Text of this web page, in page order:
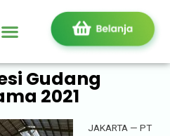
Gudang
2021
JAKARTA — PT